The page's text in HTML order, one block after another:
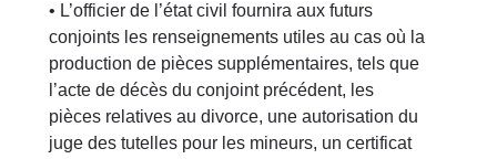
• L’officier de l’état civil fournira aux futurs
conjoints les renseignements utiles au cas où la
production de pièces supplémentaires, tels que
l’acte de décès du conjoint précédent, les
pièces relatives au divorce, une autorisation du
juge des tutelles pour les mineurs, un certificat